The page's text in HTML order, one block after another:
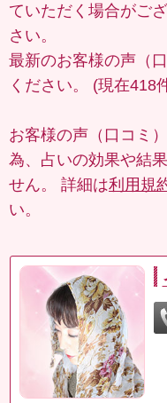
ていただく場合がご
さい。
最新のお客様の声（
ください。 (現在418
お客様の声（口コミ
為、占いの効果や結
せん。 詳細は利用規
い。